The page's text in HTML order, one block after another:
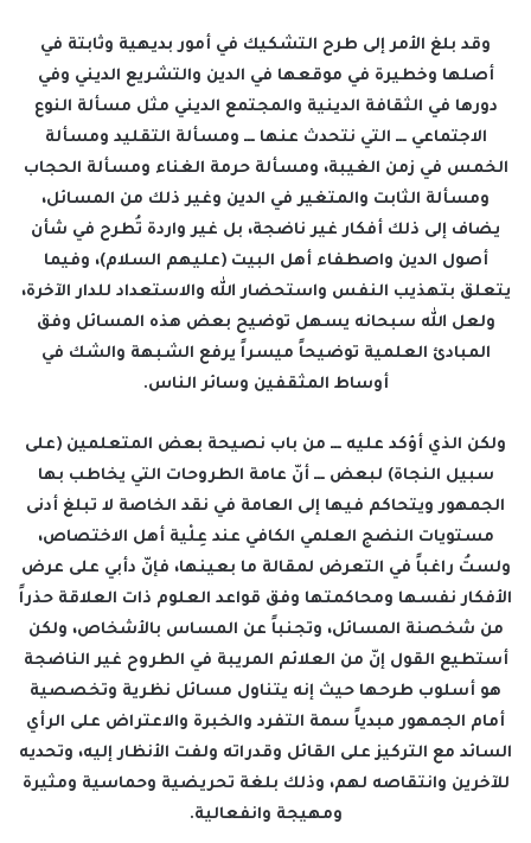
وقد بلغ الأمر إلى طرح التشكيك في أمور بديهية وثابتة في
أصلها وخطيرة في موقعها في الدين والتشريع الديني وفي
دورها في الثقافة الدينية والمجتمع الديني مثل مسألة النوع
الاجتماعي ـــ التي نتحدث عنها ـــ ومسألة التقليد ومسألة
الخمس في زمن الغيبة، ومسألة حرمة الغناء ومسألة الحجاب
ومسألة الثابت والمتغير في الدين وغير ذلك من المسائل،
يضاف إلى ذلك أفكار غير ناضجة، بل غير واردة تُطرح في شأن
أصول الدين واصطفاء أهل البيت (عليهم السلام)، وفيما
يتعلق بتهذيب النفس واستحضار الله والاستعداد للدار الآخرة،
ولعل الله سبحانه يسهل توضيح بعض هذه المسائل وفق
المبادئ العلمية توضيحاً ميسراً يرفع الشبهة والشك في
أوساط المثقفين وسائر الناس.
ولكن الذي أؤكد عليه ـــ من باب نصيحة بعض المتعلمين (على
سبيل النجاة) لبعض ـــ أنّ عامة الطروحات التي يخاطب بها
الجمهور ويتحاكم فيها إلى العامة في نقد الخاصة لا تبلغ أدنى
مستويات النضج العلمي الكافي عند عِلْية أهل الاختصاص،
ولستُ راغباً في التعرض لمقالة ما بعينها، فإنّ دأبي على عرض
الأفكار نفسها ومحاكمتها وفق قواعد العلوم ذات العلاقة حذراً
من شخصنة المسائل، وتجنباً عن المساس بالأشخاص، ولكن
أستطيع القول إنّ من العلائم المريبة في الطروح غير الناضجة
هو أسلوب طرحها حيث إنه يتناول مسائل نظرية وتخصصية
أمام الجمهور مبدياً سمة التفرد والخبرة والاعتراض على الرأي
السائد مع التركيز على القائل وقدراته ولفت الأنظار إليه، وتحديه
للآخرين وانتقاصه لهم، وذلك بلغة تحريضية وحماسية ومثيرة
ومهيجة وانفعالية.